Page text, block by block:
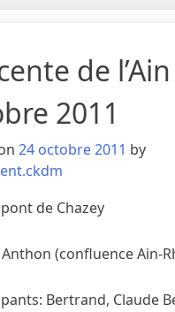
de
2011
24 octobre 2011 by
de Chazey
(confluence Ain-
Bertrand, Claude